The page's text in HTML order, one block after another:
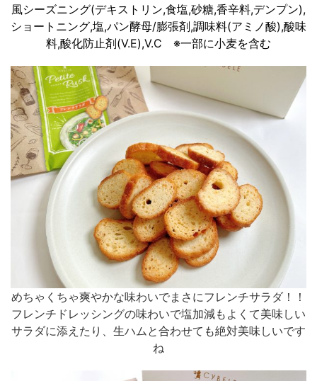
風シーズニング(デキストリン,食塩,砂糖,香辛料,デンプン),
ショートニング,塩,パン酵母/膨張剤,調味料(アミノ酸),酸味
料,酸化防止剤(V.E),V.C ※一部に小麦を含む
めちゃくちゃ爽やかな味わいでまさにフレンチサラダ！！
フレンチドレッシングの味わいで塩加減もよくて美味しい
サラダに添えたり、生ハムと合わせても絶対美味しいです
ね